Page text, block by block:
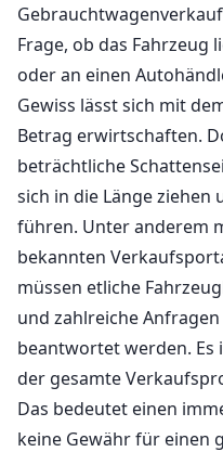
Frage, ob das Fahrzeug
oder an einen
Gewiss lässt sich mit
Betrag erwirtschaften.
beträchtliche
sich in die Länge ziehen
führen. Unter anderem
bekannten
müssen etliche
und zahlreiche
beantwortet werden. Es
der gesamte
Das bedeutet einen
keine Gewähr für einen